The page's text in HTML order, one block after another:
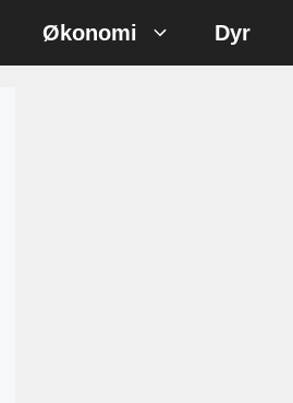
Økonomi Dyr